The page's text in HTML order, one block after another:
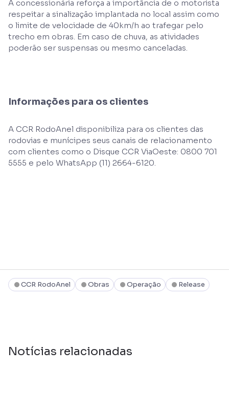
A concessionária reforça a importância de o motorista
respeitar a sinalização implantada no local assim como
o limite de velocidade de 40km/h ao trafegar pelo
trecho em obras. Em caso de chuva, as atividades
poderão ser suspensas ou mesmo canceladas.
Informações para os clientes
A CCR RodoAnel disponibiliza para os clientes das
rodovias e munícipes seus canais de relacionamento
com clientes como o Disque CCR ViaOeste: 0800 701
5555 e pelo WhatsApp (11) 2664-6120.
CCR RodoAnel Obras Operação Release
Notícias relacionadas